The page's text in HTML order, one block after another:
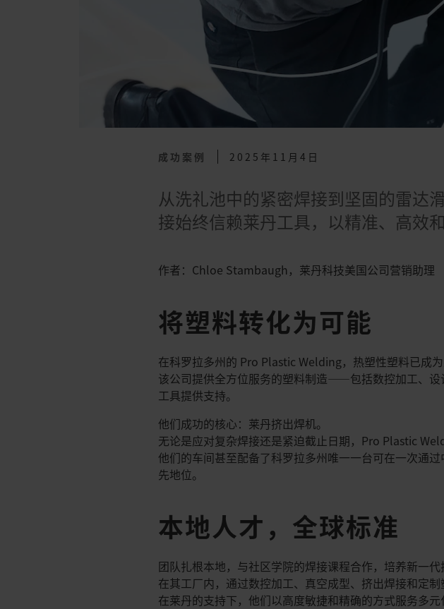
成功案例 2025年11月4日
从洗礼池中的紧密焊接到坚固的雷达
接始终信赖莱丹工具，以精准、高效
作者：Chloe Stambaugh，莱丹科技美国公司营销助理​
将塑料转化为可能
在科罗拉多州的 Pro Plastic Welding，热塑性塑料已成
该公司提供全方位服务的塑料制造——包括数控加工、
工具提供支持。​
他们成功的核心：莱丹挤出焊机。​
无论是应对复杂焊接还是紧迫截止日期，Pro Plastic
他们的车间甚至配备了科罗拉多州唯一一台可在一次通
先地位。​
本地人才，全球标准
团队扎根本地，与社区学院的焊接课程合作，培养新一代
在其工厂内，通过数控加工、真空成型、挤出焊接和定
在莱丹的支持下，他们以高度敏捷和精确的方式服务多元